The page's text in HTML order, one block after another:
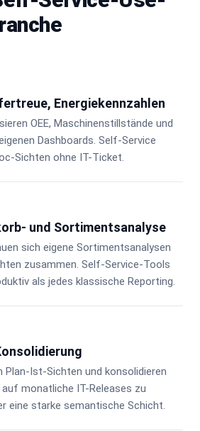
Energiekennzahlen
OEE, Maschinenstillstände und
Dashboards. Self-Service
Sichten ohne IT-Ticket.
und Sortimentsanalyse
sich eigene Sortimentsanalysen
zusammen. Self-Service-Tools
als jedes klassische Reporting.
Plan-Ist-Sichten und konsolidieren
monatliche IT-Releases zu
eine starke semantische Schicht.